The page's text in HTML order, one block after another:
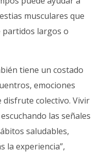
musculares que
partidos largos o
tiene un costado
emociones
colectivo. Vivir
las señales
saludables,
la experiencia”,